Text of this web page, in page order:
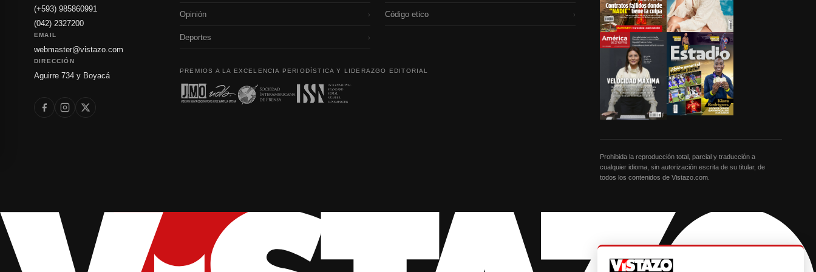
(+593) 985860991
(042) 2327200
EMAIL
webmaster@vistazo.com
DIRECCIÓN
Aguirre 734 y Boyacá
Opinión ›
Deportes ›
Código etico ›
PREMIOS A LA EXCELENCIA PERIODÍSTICA Y LIDERAZGO EDITORIAL
Prohibida la reproducción total, parcial y traducción a
cualquier idioma, sin autorización escrita de su titular, de
todos los contenidos de Vistazo.com.